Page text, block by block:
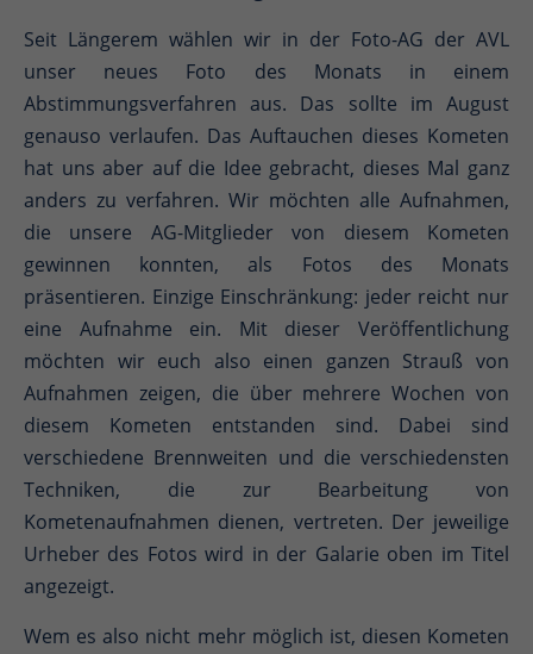
Seit Längerem wählen wir in der Foto-AG der AVL
unser neues Foto des Monats in einem
Abstimmungsverfahren aus. Das sollte im August
genauso verlaufen. Das Auftauchen dieses Kometen
hat uns aber auf die Idee gebracht, dieses Mal ganz
anders zu verfahren. Wir möchten alle Aufnahmen,
die unsere AG-Mitglieder von diesem Kometen
gewinnen konnten, als Fotos des Monats
präsentieren. Einzige Einschränkung: jeder reicht nur
eine Aufnahme ein. Mit dieser Veröffentlichung
möchten wir euch also einen ganzen Strauß von
Aufnahmen zeigen, die über mehrere Wochen von
diesem Kometen entstanden sind. Dabei sind
verschiedene Brennweiten und die verschiedensten
Techniken, die zur Bearbeitung von
Kometenaufnahmen dienen, vertreten. Der jeweilige
Urheber des Fotos wird in der Galarie oben im Titel
angezeigt.
Wem es also nicht mehr möglich ist, diesen Kometen